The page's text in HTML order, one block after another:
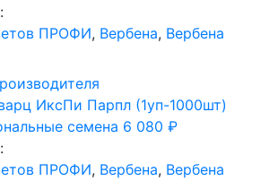
ПРОФИ, Вербена, Вербена
ИксПи Парпл (1уп-1000шт)
семена 6 080 ₽
ПРОФИ, Вербена, Вербена